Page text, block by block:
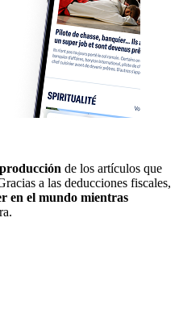
de los artículos que
a las deducciones fiscales,
en el mundo mientras